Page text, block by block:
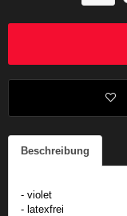
Beschreibung
- violet
- latexfrei